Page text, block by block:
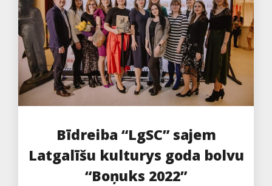
Bīdreiba “LgSC” sajem
Latgalīšu kulturys goda bolvu
“Boņuks 2022”